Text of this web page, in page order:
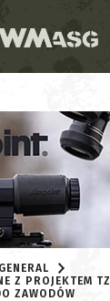
GENERAL
Z PROJEKTEM
ZAWODÓW